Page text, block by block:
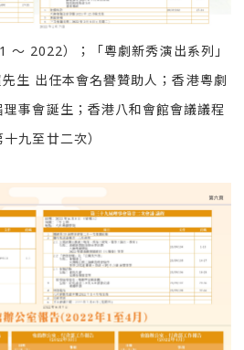
～ 2022）；「粵劇新秀演出系列」
生 出任本會名譽贊助人；香港粵劇
事會誕生；香港八和會館會議議程
十九至廿二次）